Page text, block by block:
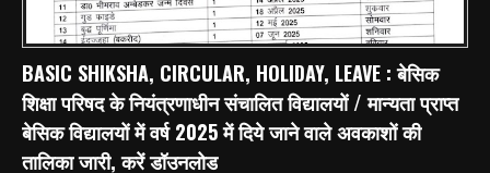
BASIC SHIKSHA, CIRCULAR, HOLIDAY, LEAVE : बेसिक
शिक्षा परिषद के नियंत्रणाधीन संचालित विद्यालयों / मान्यता प्राप्त
बेसिक विद्यालयों में वर्ष 2025 में दिये जाने वाले अवकाशों की
तालिका जारी, करें डॉउनलोड